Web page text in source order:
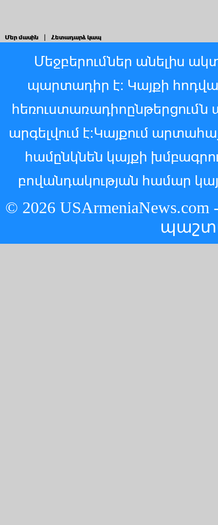
Մեր մասին Հետադարձ կապ
Մեջբերումներ անելիս
պարտադիր է: Կայքի
հեռուստառադիոընթերցումն
արգելվում է:Կայքում
համընկնեն կայքի
բովանդակության համար
© 2026